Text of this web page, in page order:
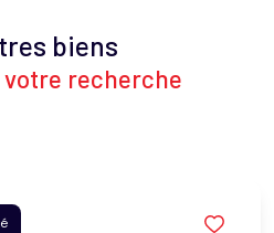
biens
recherche